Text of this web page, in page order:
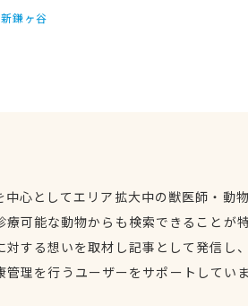
新鎌ヶ谷
心としてエリア拡大中の獣医師・動
可能な動物からも検索できることが
対する想いを取材し記事として発信し
理を行うユーザーをサポートしてい